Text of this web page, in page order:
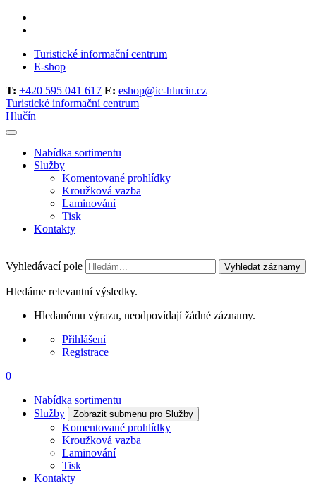
Turistické informační centrum
E-shop
T: +420 595 041 617 E: eshop@ic-hlucin.cz
Turistické informační centrum
Hlučín
Nabídka sortimentu
Služby
Komentované prohlídky
Kroužková vazba
Laminování
Tisk
Kontakty
Vyhledávací pole Vyhledat záznamy
Hledáme relevantní výsledky.
Hledanému výrazu, neodpovídají žádné záznamy.
Přihlášení
Registrace
0
Nabídka sortimentu
Služby
Zobrazit submenu pro Služby
Komentované prohlídky
Kroužková vazba
Laminování
Tisk
Kontakty